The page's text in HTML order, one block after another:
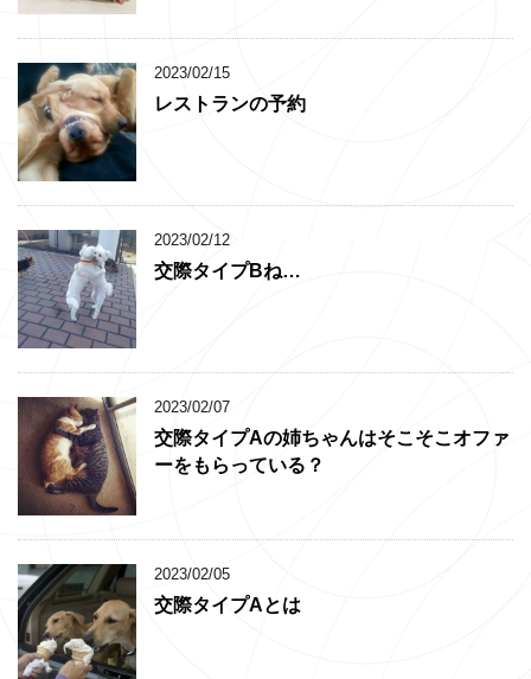
2023/02/15
レストランの予約
2023/02/12
交際タイプBね…
2023/02/07
交際タイプAの姉ちゃんはそこそこオファ
ーをもらっている？
2023/02/05
交際タイプAとは